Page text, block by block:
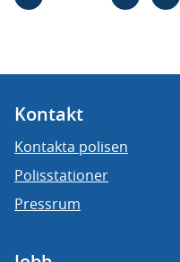
Kontakt
Kontakta polisen
Polisstationer
Pressrum